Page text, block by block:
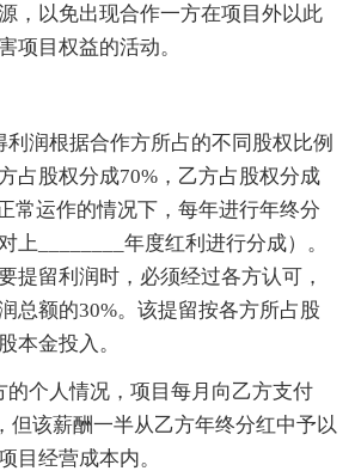
，以免出现合作一方在项目外以此
项目权益的活动。
润根据合作方所占的不同股权比例
占股权分成70%，乙方占股权分成
常运作的情况下，每年进行年终分
上________年度红利进行分成）。
提留利润时，必须经过各方认可，
总额的30%。该提留按各方所占股
本金投入。
个人情况，项目每月向乙方支付
但该薪酬一半从乙方年终分红中予以
目经营成本内。